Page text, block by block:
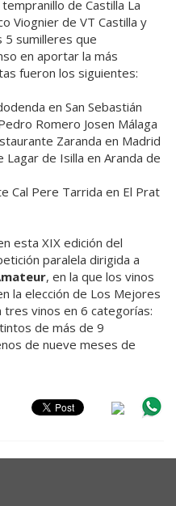
de Castilla La
Viognier de VT Castilla y
5 sumilleres que
en aportar la más
fueron los siguientes:
en San Sebastián
Romero Josen Málaga
Zaranda en Madrid
de Isilla en Aranda de
Cal Pere Tarrida en El Prat
esta XIX edición del
paralela dirigida a
, en la que los vinos
la elección de Los Mejores
tres vinos en 6 categorías:
de más de 9
de nueve meses de